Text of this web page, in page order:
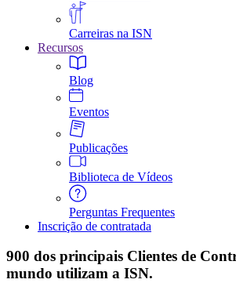
Carreiras na ISN
Recursos
Blog
Eventos
Publicações
Biblioteca de Vídeos
Perguntas Frequentes
Inscrição de contratada
900 dos principais Clientes de
mundo utilizam a ISN.